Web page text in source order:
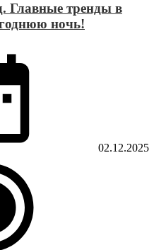
Главные тренды в
ночь!
02.12.2025